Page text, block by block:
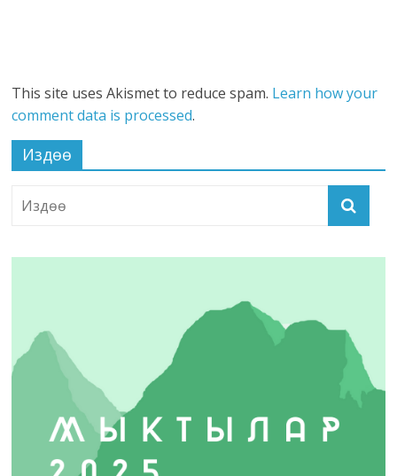
This site uses Akismet to reduce spam. Learn how your
comment data is processed.
Издөө